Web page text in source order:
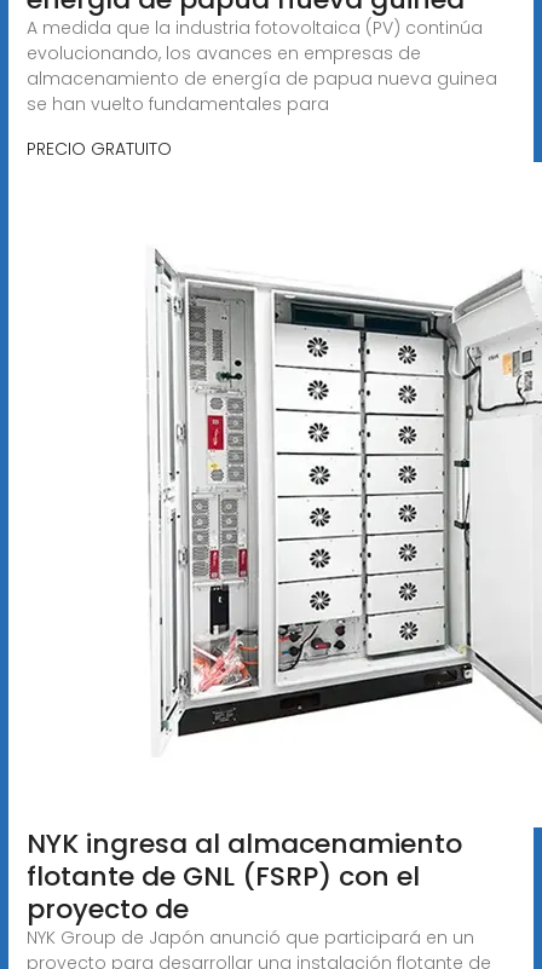
A medida que la industria fotovoltaica (PV) continúa
evolucionando, los avances en empresas de
almacenamiento de energía de papua nueva guinea
se han vuelto fundamentales para
PRECIO GRATUITO
NYK ingresa al almacenamiento
flotante de GNL (FSRP) con el
proyecto de
NYK Group de Japón anunció que participará en un
proyecto para desarrollar una instalación flotante de